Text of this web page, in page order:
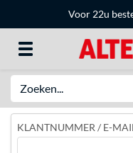
Voor 22u
KLANTNUMMER / E-MAIL